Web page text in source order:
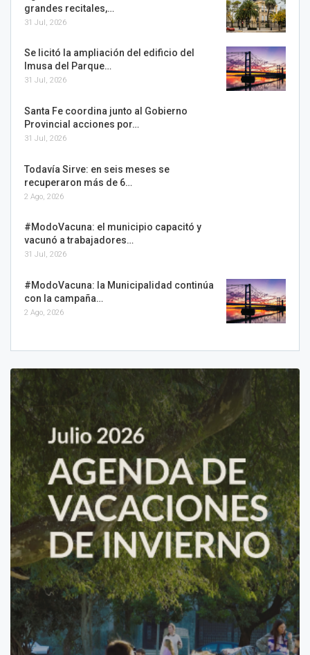
grandes recitales,…
31 Jul, 2026
Se licitó la ampliación del edificio del
Imusa del Parque…
31 Jul, 2026
Santa Fe coordina junto al Gobierno
Provincial acciones por…
31 Jul, 2026
Todavía Sirve: en seis meses se
recuperaron más de 6…
2 Ago, 2026
#ModoVacuna: el municipio capacitó y
vacunó a trabajadores…
31 Jul, 2026
#ModoVacuna: la Municipalidad continúa
con la campaña…
2 Ago, 2026